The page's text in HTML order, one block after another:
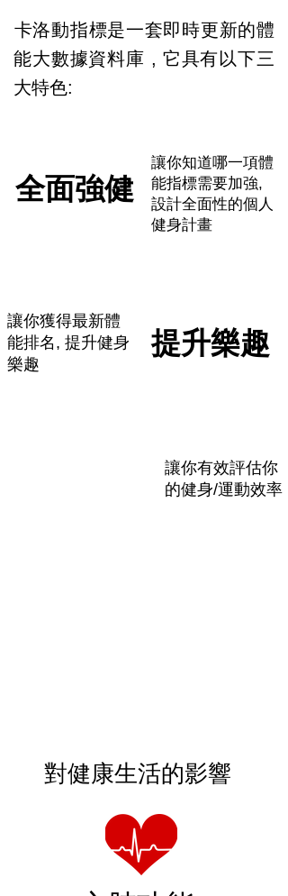
​卡洛動指標是一套即時更新的體
能大數據資料庫 ​, 它具有以下三
大特色:
全面強健
提升樂趣
讓你知道哪一項體
能指標需要加強,
設計全面性的個人
健身計畫
讓你獲得最新體
能排名, 提升健身
樂趣
讓你有效評估你
的健身/運動效率
對健康生活的影響